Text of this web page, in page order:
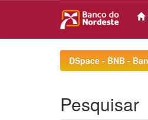
DSpace - BNB -
Pesquisar